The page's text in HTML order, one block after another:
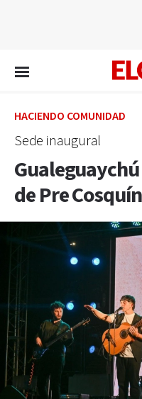
HACIENDO COMUNIDAD
Sede inaugural
de Pre